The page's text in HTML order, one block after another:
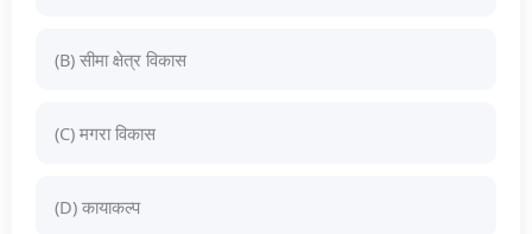
(B) सीमा क्षेत्र विकास
(C) मगरा विकास
(D) कायाकल्प